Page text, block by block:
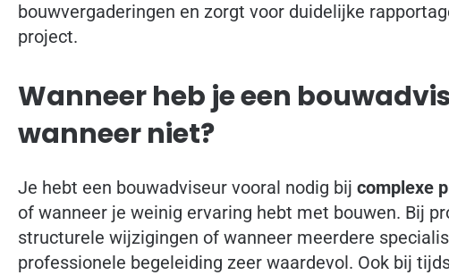
bouwvergaderingen en zorgt voor duidelijke
project.
Wanneer heb je een
wanneer niet?
Je hebt een bouwadviseur vooral nodig bij complexe
of wanneer je weinig ervaring hebt met bouwen. Bij
structurele wijzigingen of wanneer meerdere
professionele begeleiding zeer waardevol. Ook bij